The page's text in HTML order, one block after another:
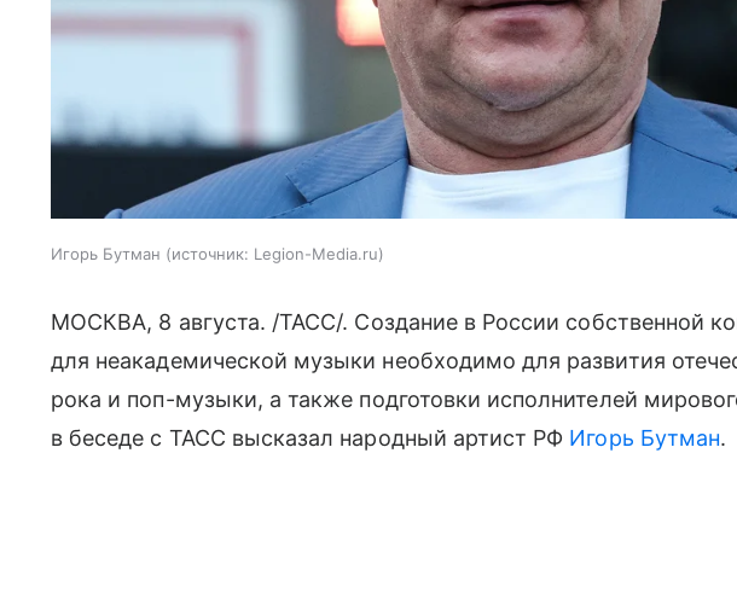
Игорь Бутман источник: Legion-Media.ru
МОСКВА, 8 августа. /ТАСС/. Создание в России собственной
для неакадемической музыки необходимо для развития
рока и поп-музыки, а также подготовки исполнителей
в беседе с ТАСС высказал народный артист РФ Игорь Бутман.